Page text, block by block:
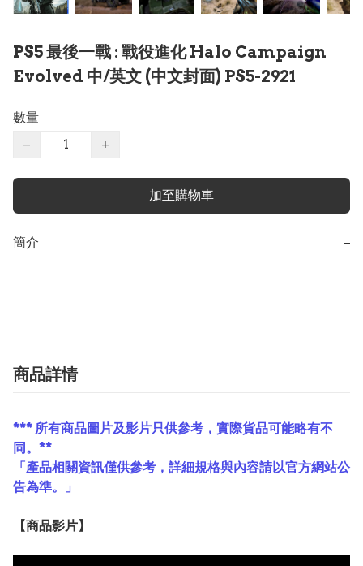
PS5 最後一戰 : 戰役進化 Halo Campaign
Evolved 中/英文 (中文封面) PS5-2921
數量
−
+
加至購物車
簡介 −
商品詳情
*** 所有商品圖片及影片只供參考，實際貨品可能略有不
同。**
「產品相關資訊僅供參考，詳細規格與內容請以官方網站公
告為準。」
【商品影片】